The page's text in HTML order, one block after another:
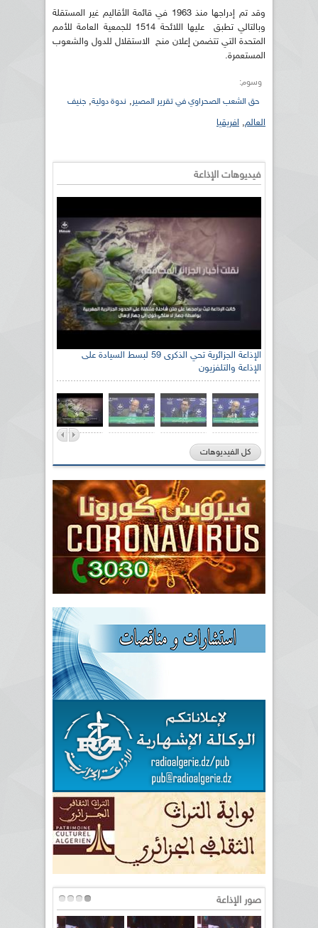
وقد تم إدراجها منذ 1963 في قائمة الأقاليم غير المستقلة
وبالتالي تطبق عليها اللائحة 1514 للجمعية العامة للأمم
المتحدة التي تتضمن إعلان منح الاستقلال للدول والشعوب
المستعمرة.
وسوم:
حق الشعب الصحراوي في تقرير المصير, ندوة دولية, جنيف
العالم, افريقيا
فيديوهات الإذاعة
الإذاعة الجزائرية تحي الذكرى 59 لبسط السيادة على
الإذاعة والتلفزيون
كل الفيديوهات
صور الإذاعة